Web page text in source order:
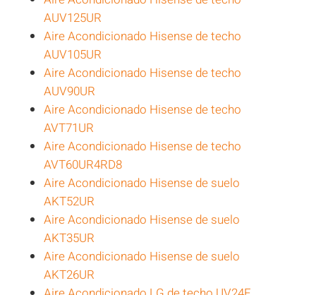
AUV125UR
Aire Acondicionado Hisense de techo
AUV105UR
Aire Acondicionado Hisense de techo
AUV90UR
Aire Acondicionado Hisense de techo
AVT71UR
Aire Acondicionado Hisense de techo
AVT60UR4RD8
Aire Acondicionado Hisense de suelo
AKT52UR
Aire Acondicionado Hisense de suelo
AKT35UR
Aire Acondicionado Hisense de suelo
AKT26UR